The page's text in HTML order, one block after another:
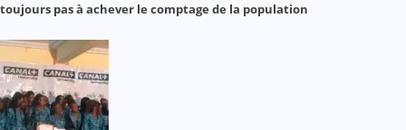
toujours pas à achever le comptage de la population